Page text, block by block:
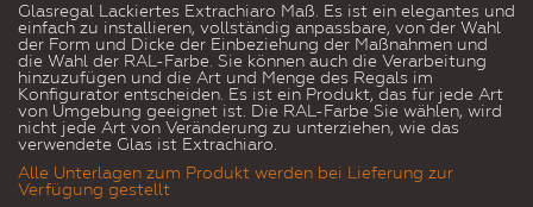
Glasregal Lackiertes Extrachiaro Maß. Es ist ein elegantes und
einfach zu installieren, vollständig anpassbare, von der Wahl
der Form und Dicke der Einbeziehung der Maßnahmen und
die Wahl der RAL-Farbe. Sie können auch die Verarbeitung
hinzuzufügen und die Art und Menge des Regals im
Konfigurator entscheiden. Es ist ein Produkt, das für jede Art
von Umgebung geeignet ist. Die RAL-Farbe Sie wählen, wird
nicht jede Art von Veränderung zu unterziehen, wie das
verwendete Glas ist Extrachiaro.
Alle Unterlagen zum Produkt werden bei Lieferung zur
Verfügung gestellt